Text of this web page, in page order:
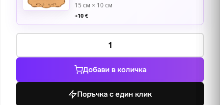
15 см × 10 см
+10 €
количество
Булевард
през
Добави в количка
Поръчка с един клик